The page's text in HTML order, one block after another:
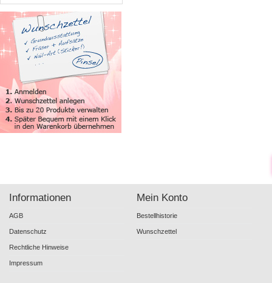
Informationen
AGB
Datenschutz
Rechtliche Hinweise
Impressum
Mein Konto
Bestellhistorie
Wunschzettel